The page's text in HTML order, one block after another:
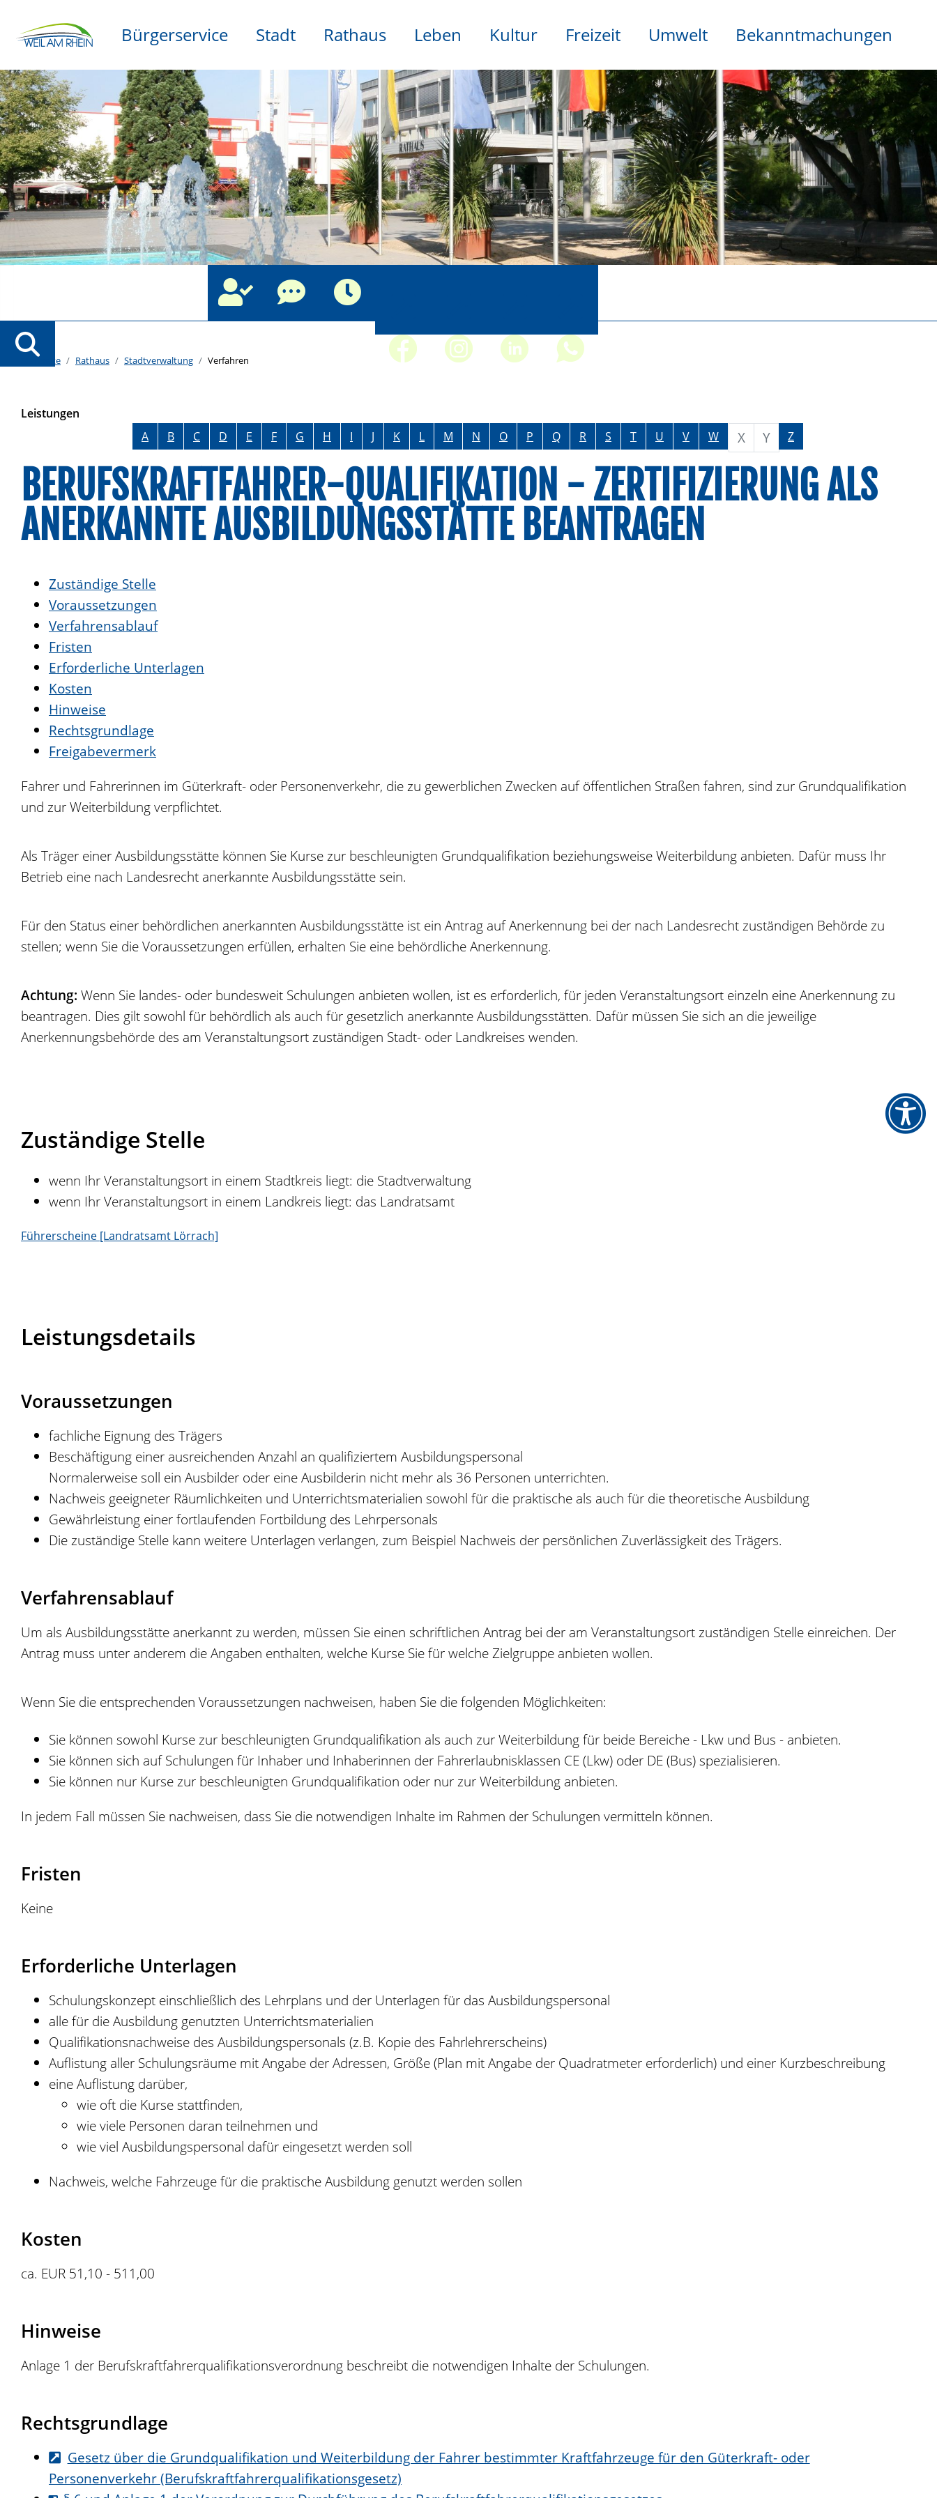
Bürgerservice Stadt Rathaus Leben Kultur Freizeit Umwelt Bekanntmachungen
Startseite Rathaus Stadtverwaltung Verfahren
Leistungen
Alphabetisches Register überspringen
A B C D E F G H I J K L M N O P Q R S T U V W X Y Z
BERUFSKRAFTFAHRER-QUALIFIKATION - ZERTIFIZIERUNG ALS
ANERKANNTE AUSBILDUNGSSTÄTTE BEANTRAGEN
Zuständige Stelle
Voraussetzungen
Verfahrensablauf
Fristen
Erforderliche Unterlagen
Kosten
Hinweise
Rechtsgrundlage
Freigabevermerk
Fahrer und Fahrerinnen im Güterkraft- oder Personenverkehr, die zu gewerblichen Zwecken auf öffentlichen Straßen fahren, sind zur Grundqualifikation
und zur Weiterbildung verpflichtet.
Als Träger einer Ausbildungsstätte können Sie Kurse zur beschleunigten Grundqualifikation beziehungsweise Weiterbildung anbieten. Dafür muss Ihr
Betrieb eine nach Landesrecht anerkannte Ausbildungsstätte sein.
Für den Status einer behördlichen anerkannten Ausbildungsstätte ist ein Antrag auf Anerkennung bei der nach Landesrecht zuständigen Behörde zu
stellen; wenn Sie die Voraussetzungen erfüllen, erhalten Sie eine behördliche Anerkennung.
Achtung: Wenn Sie landes- oder bundesweit Schulungen anbieten wollen, ist es erforderlich, für jeden Veranstaltungsort einzeln eine Anerkennung zu
beantragen. Dies gilt sowohl für behördlich als auch für gesetzlich anerkannte Ausbildungsstätten. Dafür müssen Sie sich an die jeweilige
Anerkennungsbehörde des am Veranstaltungsort zuständigen Stadt- oder Landkreises wenden.
Zuständige Stelle
wenn Ihr Veranstaltungsort in einem Stadtkreis liegt: die Stadtverwaltung
wenn Ihr Veranstaltungsort in einem Landkreis liegt: das Landratsamt
Führerscheine [Landratsamt Lörrach]
Leistungsdetails
Voraussetzungen
fachliche Eignung des Trägers
Beschäftigung einer ausreichenden Anzahl an qualifiziertem Ausbildungspersonal
Normalerweise soll ein Ausbilder oder eine Ausbilderin nicht mehr als 36 Personen unterrichten.
Nachweis geeigneter Räumlichkeiten und Unterrichtsmaterialien sowohl für die praktische als auch für die theoretische Ausbildung
Gewährleistung einer fortlaufenden Fortbildung des Lehrpersonals
Die zuständige Stelle kann weitere Unterlagen verlangen, zum Beispiel Nachweis der persönlichen Zuverlässigkeit des Trägers.
Verfahrensablauf
Um als Ausbildungsstätte anerkannt zu werden, müssen Sie einen schriftlichen Antrag bei der am Veranstaltungsort zuständigen Stelle einreichen. Der
Antrag muss unter anderem die Angaben enthalten, welche Kurse Sie für welche Zielgruppe anbieten wollen.
Wenn Sie die entsprechenden Voraussetzungen nachweisen, haben Sie die folgenden Möglichkeiten:
Sie können sowohl Kurse zur beschleunigten Grundqualifkation als auch zur Weiterbildung für beide Bereiche - Lkw und Bus - anbieten.
Sie können sich auf Schulungen für Inhaber und Inhaberinnen der Fahrerlaubnisklassen CE (Lkw) oder DE (Bus) spezialisieren.
Sie können nur Kurse zur beschleunigten Grundqualifikation oder nur zur Weiterbildung anbieten.
In jedem Fall müssen Sie nachweisen, dass Sie die notwendigen Inhalte im Rahmen der Schulungen vermitteln können.
Fristen
Keine
Erforderliche Unterlagen
Schulungskonzept einschließlich des Lehrplans und der Unterlagen für das Ausbildungspersonal
alle für die Ausbildung genutzten Unterrichtsmaterialien
Qualifikationsnachweise des Ausbildungspersonals (z.B. Kopie des Fahrlehrerscheins)
Auflistung aller Schulungsräume mit Angabe der Adressen, Größe (Plan mit Angabe der Quadratmeter erforderlich) und einer Kurzbeschreibung
eine Auflistung darüber,
wie oft die Kurse stattfinden,
wie viele Personen daran teilnehmen und
wie viel Ausbildungspersonal dafür eingesetzt werden soll
Nachweis, welche Fahrzeuge für die praktische Ausbildung genutzt werden sollen
Kosten
ca. EUR 51,10 - 511,00
Hinweise
Anlage 1 der Berufskraftfahrerqualifikationsverordnung beschreibt die notwendigen Inhalte der Schulungen.
Rechtsgrundlage
Gesetz über die Grundqualifikation und Weiterbildung der Fahrer bestimmter Kraftfahrzeuge für den Güterkraft- oder
Personenverkehr (Berufskraftfahrerqualifikationsgesetz)